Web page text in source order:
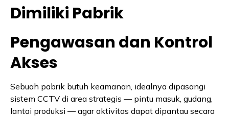
Dimiliki Pabrik
Pengawasan dan Kontrol
Akses
Sebuah pabrik butuh keamanan, idealnya dipasangi
sistem CCTV di area strategis — pintu masuk, gudang,
lantai produksi — agar aktivitas dapat dipantau secara